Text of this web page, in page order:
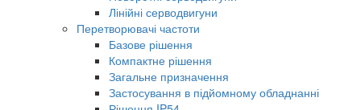
Лінійні серводвигуни
Перетворювачі частоти
Базове рішення
Компактне рішення
Загальне призначення
Застосування в підйомному обладнанні